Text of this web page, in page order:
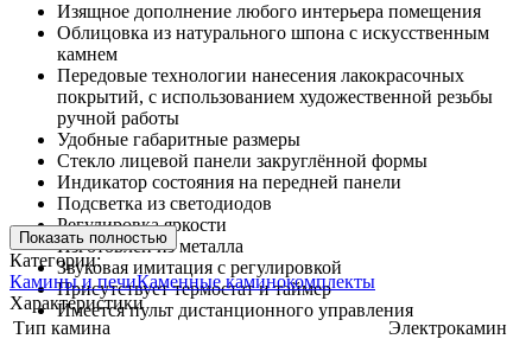
Изящное дополнение любого интерьера помещения
Облицовка из натурального шпона с искусственным
камнем
Передовые технологии нанесения лакокрасочных
покрытий, с использованием художественной резьбы
ручной работы
Удобные габаритные размеры
Стекло лицевой панели закруглённой формы
Индикатор состояния на передней панели
Подсветка из светодиодов
Регулировка яркости
Изготовлен из металла
Звуковая имитация с регулировкой
Присутствует термостат и таймер
Имеется пульт дистанционного управления
Показать полностью
Категории:
Камины и печиКаменные каминокомплекты
Характеристики
Тип камина
Электрокамин